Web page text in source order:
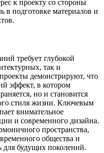
к проекту со стороны
в подготовке материалов и
требует глубокой
так и
демонстрируют, что
эффект, в котором
но и становится
стиля жизни. Ключевым
внимательное
и современного дизайна.
пространства,
общества и
для будущих поколений.